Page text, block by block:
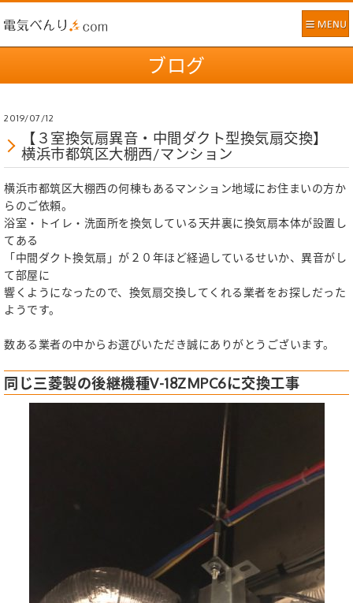
ブログ
2019/07/12
【３室換気扇異音・中間ダクト型換気扇交換】
横浜市都筑区大棚西/マンション
横浜市都筑区大棚西の何棟もあるマンション地域にお住まいの方か
らのご依頼。
浴室・トイレ・洗面所を換気している天井裏に換気扇本体が設置し
てある
「中間ダクト換気扇」が２０年ほど経過しているせいか、異音がし
て部屋に
響くようになったので、換気扇交換してくれる業者をお探しだった
ようです。
数ある業者の中からお選びいただき誠にありがとうございます。
同じ三菱製の後継機種V-18ZMPC6に交換工事